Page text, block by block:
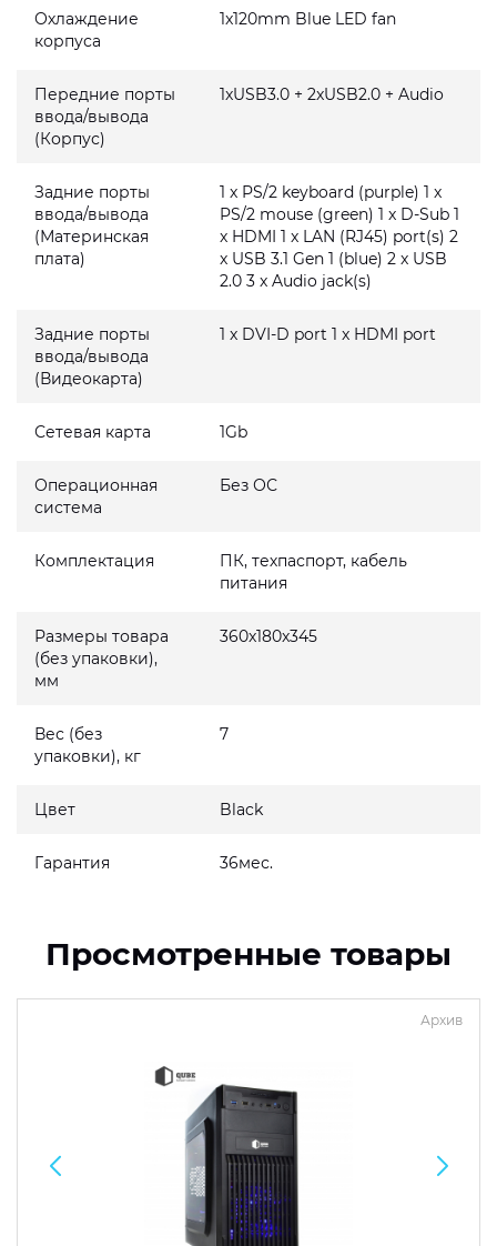
Охлаждение
корпуса
1x120mm Blue LED fan
Передние порты
ввода/вывода
(Корпус)
1xUSB3.0 + 2xUSB2.0 + Audio
Задние порты
ввода/вывода
(Материнская
плата)
1 x PS/2 keyboard (purple) 1 x
PS/2 mouse (green) 1 x D-Sub 1
x HDMI 1 x LAN (RJ45) port(s) 2
x USB 3.1 Gen 1 (blue) 2 x USB
2.0 3 x Audio jack(s)
Задние порты
ввода/вывода
(Видеокарта)
1 x DVI-D port 1 x HDMI port
Сетевая карта 1Gb
Операционная
система
Без ОС
Комплектация
ПК, техпаспорт, кабель
питания
Размеры товара
(без упаковки),
мм
360x180x345
Вес (без
упаковки), кг
7
Цвет Black
Гарантия 36мес.
Просмотренные товары
Архив